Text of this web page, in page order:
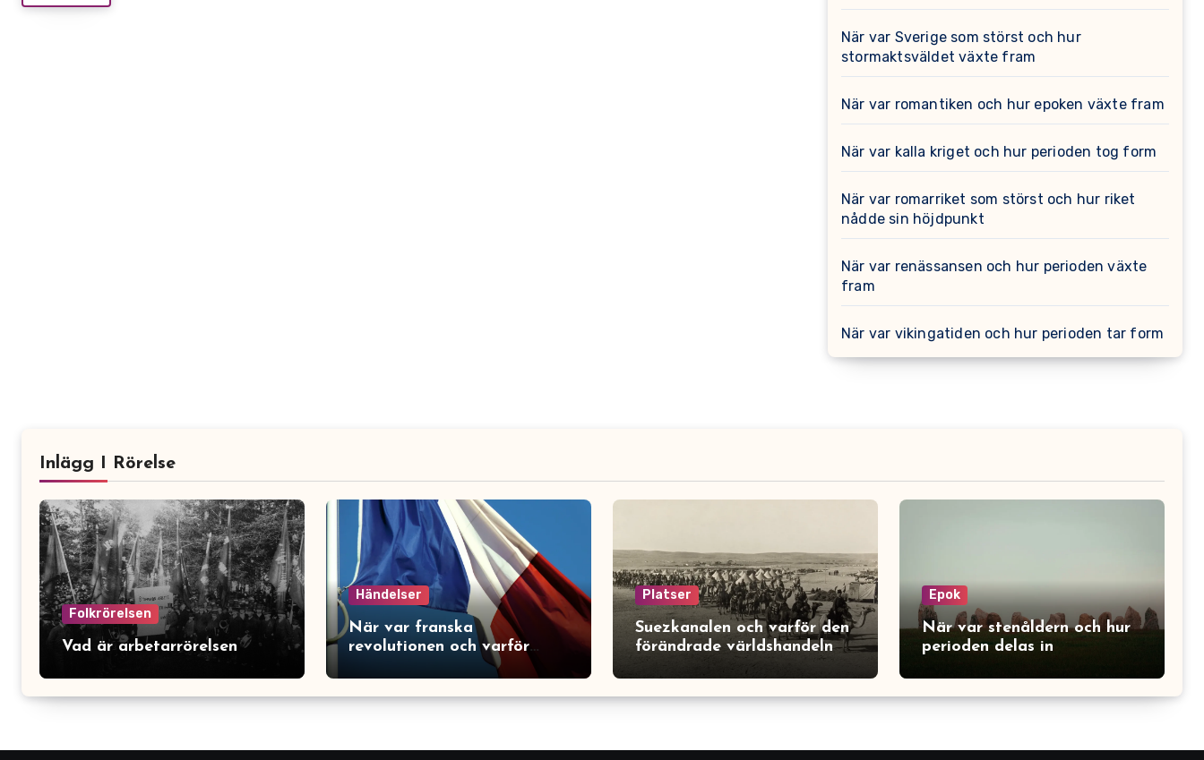
När var Sverige som störst och hur
stormaktsväldet växte fram
När var romantiken och hur epoken växte fram
När var kalla kriget och hur perioden tog form
När var romarriket som störst och hur riket
nådde sin höjdpunkt
När var renässansen och hur perioden växte
fram
När var vikingatiden och hur perioden tar form
Inlägg I Rörelse
Folkrörelsen
Vad är arbetarrörelsen
Händelser
När var franska
revolutionen och varför
förändrade den Europa
Platser
Suezkanalen och varför den
förändrade världshandeln
Epok
När var stenåldern och hur
perioden delas in